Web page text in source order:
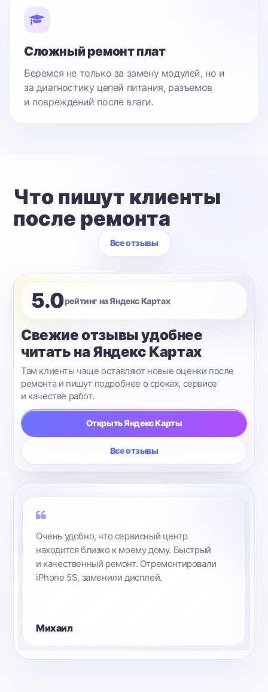
Сложный ремонт плат
Беремся не только за замену модулей, но и
за диагностику цепей питания, разъемов
и повреждений после влаги.
Что пишут клиенты
после ремонта
Все отзывы
5.0рейтинг на Яндекс Картах
Свежие отзывы удобнее
читать на Яндекс Картах
Там клиенты чаще оставляют новые оценки после
ремонта и пишут подробнее о сроках, сервисе
и качестве работ.
Открыть Яндекс Карты
Все отзывы
Очень удобно, что сервисный центр
находится близко к моему дому. Быстрый
и качественный ремонт. Отремонтировали
iPhone 5S, заменили дисплей.
Михаил